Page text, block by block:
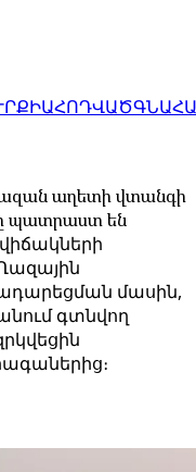
ՀՈԴՎԱԾ
աղետի վտանգի
պատրաստ են
մասին,
գտնվող